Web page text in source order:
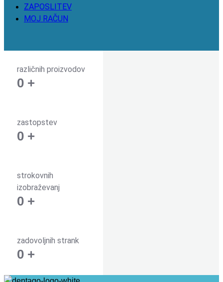
ZAPOSLITEV
MOJ RAČUN
različnih proizvodov
0 +
zastopstev
0 +
strokovnih
izobraževanj
0 +
zadovoljnih strank
0 +